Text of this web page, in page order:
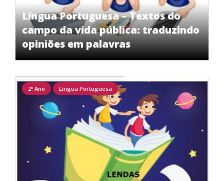
Língua Portuguesa – Textos do
campo da vida pública: traduzindo
opiniões em palavras
2º Ano Língua Portuguesa